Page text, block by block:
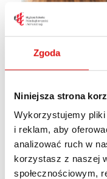
Zgoda
Niniejsza strona
Wykorzystujemy
i reklam, aby
analizować ruch w
korzystasz z naszej
społecznościowym,